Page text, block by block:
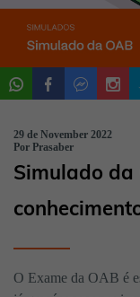
29 de November 2022
Por Prasaber
Simulado da
O Exame da OAB é